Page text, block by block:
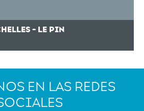
- LE PIN
EN LAS REDES